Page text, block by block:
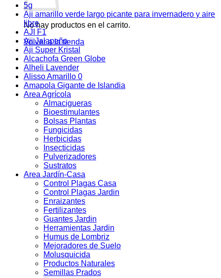
No hay productos en el carrito.
Volver a la tienda
5g
Aji amarillo verde largo picante para invernadero y aire
libre
AJI F1
Aji Jalapeño
Aji Super Kristal
Alcachofa Green Globe
Alheli Lavender
Alisso Amarillo 0
Amapola Gigante de Islandia
Area Agrícola
Almacigueras
Bioestimulantes
Bolsas Plantas
Fungicidas
Herbicidas
Insecticidas
Pulverizadores
Sustratos
Area Jardín-Casa
Control Plagas Casa
Control Plagas Jardin
Enraizantes
Fertilizantes
Guantes Jardin
Herramientas Jardin
Humus de Lombriz
Mejoradores de Suelo
Molusquicida
Productos Naturales
Semillas Prados